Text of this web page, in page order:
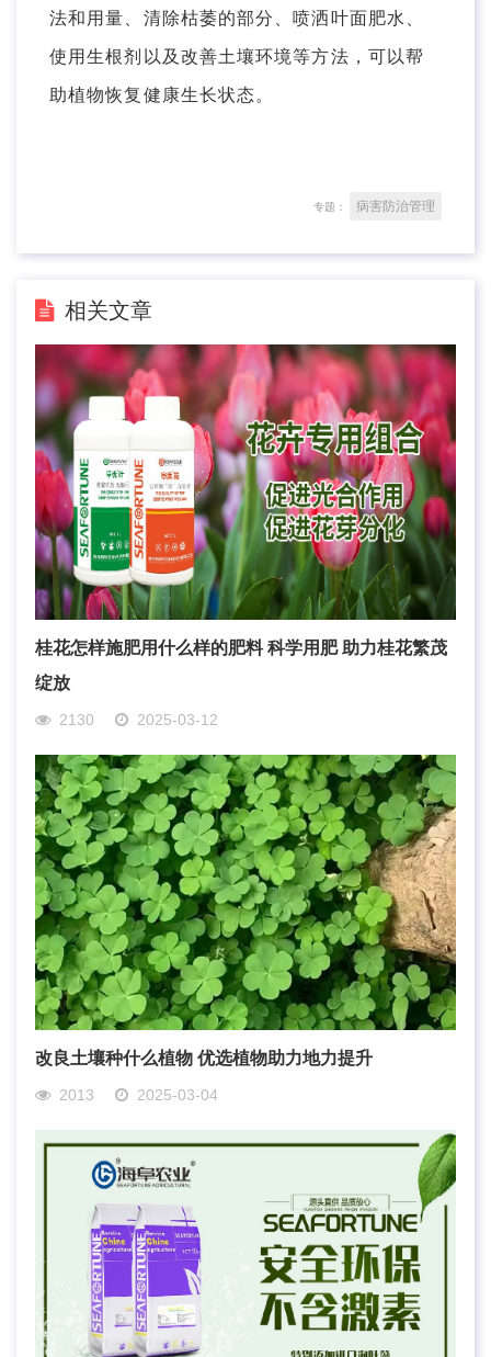
法和用量、清除枯萎的部分、喷洒叶面肥水、
使用生根剂以及改善土壤环境等方法，可以帮
助植物恢复健康生长状态。
专题： 病害防治管理
相关文章
桂花怎样施肥用什么样的肥料 科学用肥 助力桂花繁茂
绽放
2130 2025-03-12
改良土壤种什么植物 优选植物助力地力提升
2013 2025-03-04